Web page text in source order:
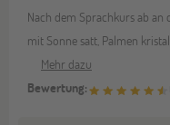
Nach dem Sprachkurs ab an
mit Sonne satt, Palmen
Mehr dazu
Bewertung: